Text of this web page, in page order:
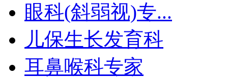
眼科(斜弱视)专...
儿保生长发育科
耳鼻喉科专家